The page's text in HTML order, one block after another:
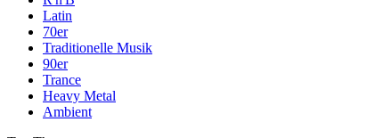
Latin
70er
Traditionelle Musik
90er
Trance
Heavy Metal
Ambient